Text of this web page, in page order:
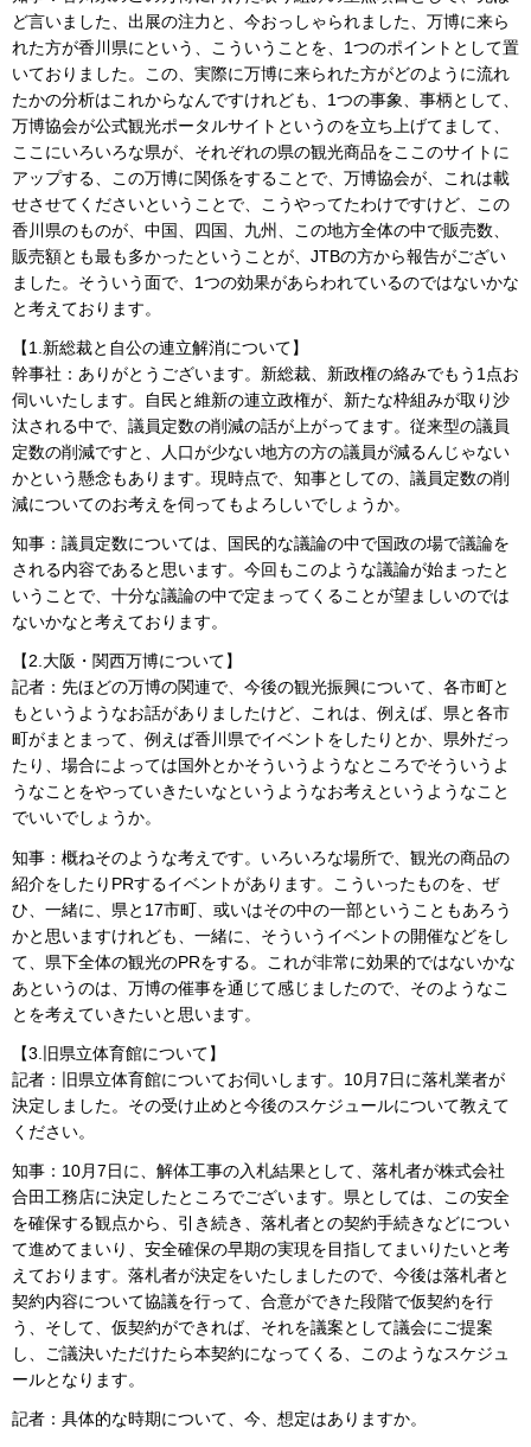
ど言いました、出展の注力と、今おっしゃられました、万博に来ら
れた方が香川県にという、こういうことを、1つのポイントとして置
いておりました。この、実際に万博に来られた方がどのように流れ
たかの分析はこれからなんですけれども、1つの事象、事柄として、
万博協会が公式観光ポータルサイトというのを立ち上げてまして、
ここにいろいろな県が、それぞれの県の観光商品をここのサイトに
アップする、この万博に関係をすることで、万博協会が、これは載
せさせてくださいということで、こうやってたわけですけど、この
香川県のものが、中国、四国、九州、この地方全体の中で販売数、
販売額とも最も多かったということが、JTBの方から報告がござい
ました。そういう面で、1つの効果があらわれているのではないかな
と考えております。
【1.新総裁と自公の連立解消について】
幹事社：ありがとうございます。新総裁、新政権の絡みでもう1点お
伺いいたします。自民と維新の連立政権が、新たな枠組みが取り沙
汰される中で、議員定数の削減の話が上がってます。従来型の議員
定数の削減ですと、人口が少ない地方の方の議員が減るんじゃない
かという懸念もあります。現時点で、知事としての、議員定数の削
減についてのお考えを伺ってもよろしいでしょうか。
知事：議員定数については、国民的な議論の中で国政の場で議論を
される内容であると思います。今回もこのような議論が始まったと
いうことで、十分な議論の中で定まってくることが望ましいのでは
ないかなと考えております。
【2.大阪・関西万博について】
記者：先ほどの万博の関連で、今後の観光振興について、各市町と
もというようなお話がありましたけど、これは、例えば、県と各市
町がまとまって、例えば香川県でイベントをしたりとか、県外だっ
たり、場合によっては国外とかそういうようなところでそういうよ
うなことをやっていきたいなというようなお考えというようなこと
でいいでしょうか。
知事：概ねそのような考えです。いろいろな場所で、観光の商品の
紹介をしたりPRするイベントがあります。こういったものを、ぜ
ひ、一緒に、県と17市町、或いはその中の一部ということもあろう
かと思いますけれども、一緒に、そういうイベントの開催などをし
て、県下全体の観光のPRをする。これが非常に効果的ではないかな
あというのは、万博の催事を通じて感じましたので、そのようなこ
とを考えていきたいと思います。
【3.旧県立体育館について】
記者：旧県立体育館についてお伺いします。10月7日に落札業者が
決定しました。その受け止めと今後のスケジュールについて教えて
ください。
知事：10月7日に、解体工事の入札結果として、落札者が株式会社
合田工務店に決定したところでございます。県としては、この安全
を確保する観点から、引き続き、落札者との契約手続きなどについ
て進めてまいり、安全確保の早期の実現を目指してまいりたいと考
えております。落札者が決定をいたしましたので、今後は落札者と
契約内容について協議を行って、合意ができた段階で仮契約を行
う、そして、仮契約ができれば、それを議案として議会にご提案
し、ご議決いただけたら本契約になってくる、このようなスケジュ
ールとなります。
記者：具体的な時期について、今、想定はありますか。